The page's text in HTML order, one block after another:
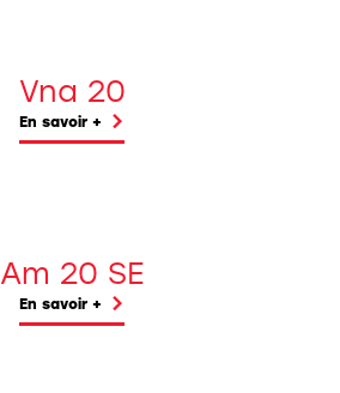
Vna 20
En savoir +
Am 20 SE
En savoir +